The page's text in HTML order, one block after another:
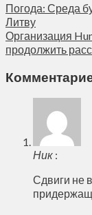
Погода: Среда
Литву
Организация
продолжить
Ник :
Сдвиги не